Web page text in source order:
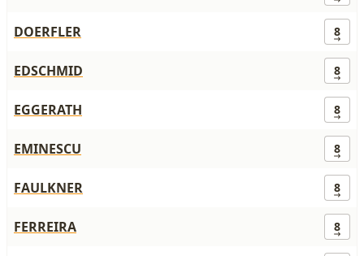
DOERFLER 8
EDSCHMID 8
EGGERATH 8
EMINESCU 8
FAULKNER 8
FERREIRA 8